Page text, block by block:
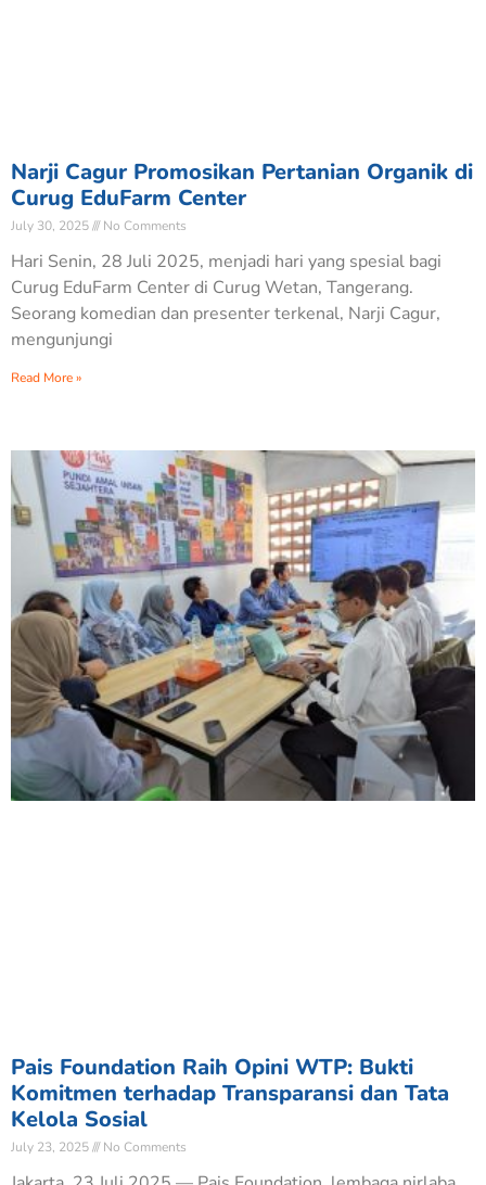
Narji Cagur Promosikan Pertanian Organik di
Curug EduFarm Center
July 30, 2025 No Comments
Hari Senin, 28 Juli 2025, menjadi hari yang spesial bagi
Curug EduFarm Center di Curug Wetan, Tangerang.
Seorang komedian dan presenter terkenal, Narji Cagur,
mengunjungi
Read More »
Pais Foundation Raih Opini WTP: Bukti
Komitmen terhadap Transparansi dan Tata
Kelola Sosial
July 23, 2025 No Comments